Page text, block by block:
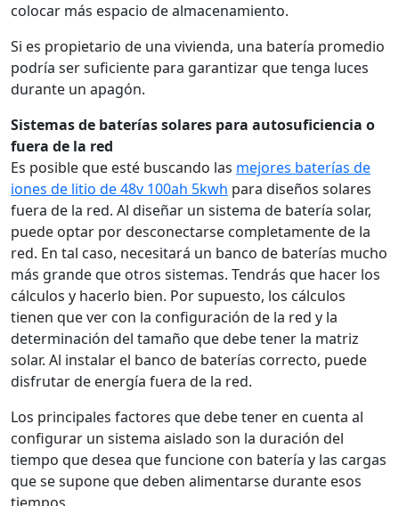
colocar más espacio de almacenamiento.
Si es propietario de una vivienda, una batería promedio
podría ser suficiente para garantizar que tenga luces
durante un apagón.
Sistemas de baterías solares para autosuficiencia o
fuera de la red
Es posible que esté buscando las mejores baterías de
iones de litio de 48v 100ah 5kwh para diseños solares
fuera de la red. Al diseñar un sistema de batería solar,
puede optar por desconectarse completamente de la
red. En tal caso, necesitará un banco de baterías mucho
más grande que otros sistemas. Tendrás que hacer los
cálculos y hacerlo bien. Por supuesto, los cálculos
tienen que ver con la configuración de la red y la
determinación del tamaño que debe tener la matriz
solar. Al instalar el banco de baterías correcto, puede
disfrutar de energía fuera de la red.
Los principales factores que debe tener en cuenta al
configurar un sistema aislado son la duración del
tiempo que desea que funcione con batería y las cargas
que se supone que deben alimentarse durante esos